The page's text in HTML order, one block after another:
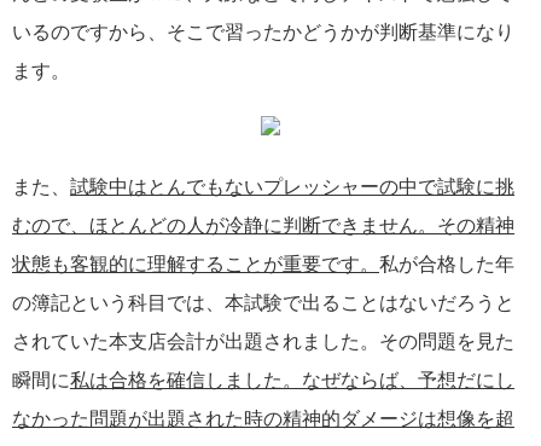
いるのですから、そこで習ったかどうかが判断基準になり
ます。
また、 試験中はとんでもないプレッシャーの中で試験に挑
むので、ほとんどの人が冷静に判断できません。その精神
状態も客観的に理解することが重要です。 私が合格した年
の簿記という科目では、本試験で出ることはないだろうと
されていた本支店会計が出題されました。その問題を見た
瞬間に私は合格を確信しました。なぜならば、予想だにし
なかった問題が出題された時の精神的ダメージは想像を超